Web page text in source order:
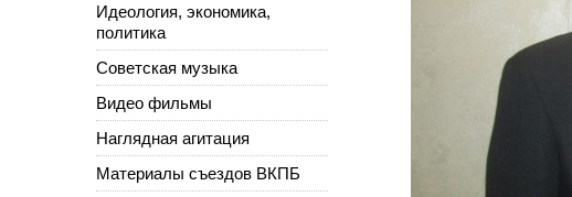
Идеология, экономика,
политика
Советская музыка
Видео фильмы
Наглядная агитация
Материалы съездов ВКПБ